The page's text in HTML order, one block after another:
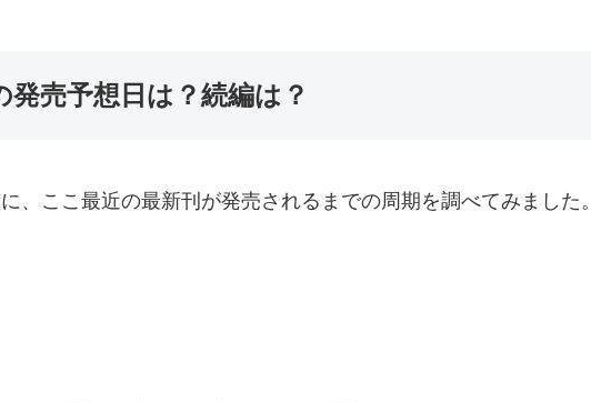
売予想日は？続編は？
、ここ最近の最新刊が発売されるまでの周期を調べてみました。